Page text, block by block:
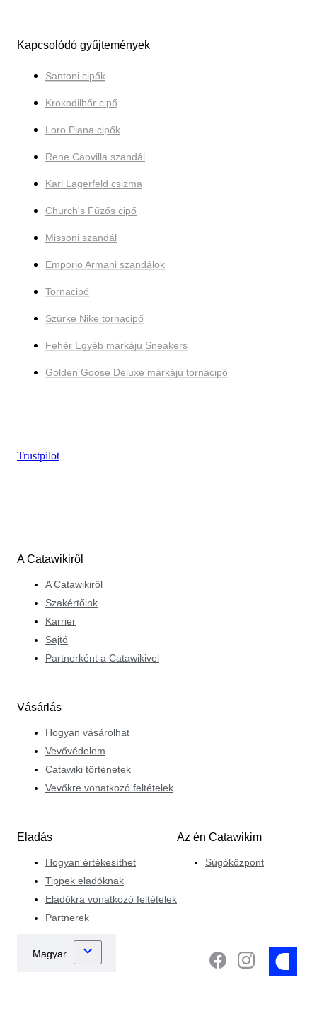
Kapcsolódó gyűjtemények
Santoni cipők
Krokodilbőr cipő
Loro Piana cipők
Rene Caovilla szandál
Karl Lagerfeld csizma
Church's Fűzős cipő
Missoni szandál
Emporio Armani szandálok
Tornacipő
Szürke Nike tornacipő
Fehér Egyéb márkájú Sneakers
Golden Goose Deluxe márkájú tornacipő
Trustpilot
A Catawikiről
A Catawikiről
Szakértőink
Karrier
Sajtó
Partnerként a Catawikivel
Vásárlás
Hogyan vásárolhat
Vevővédelem
Catawiki történetek
Vevőkre vonatkozó feltételek
Eladás
Hogyan értékesíthet
Tippek eladóknak
Eladókra vonatkozó feltételek
Partnerek
Az én Catawikim
Súgóközpont